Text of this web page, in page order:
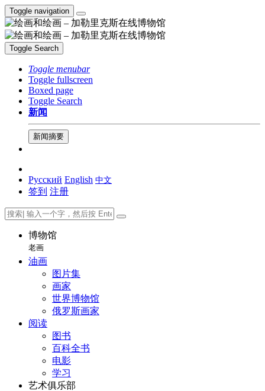
Toggle navigation
Toggle Search
Toggle menubar
Toggle fullscreen
Boxed page
Toggle Search
新闻
新闻摘要
Русский English 中文
签到 注册
博物馆
老画
油画
图片集
画家
世界博物馆
俄罗斯画家
阅读
图书
百科全书
电影
学习
艺术俱乐部